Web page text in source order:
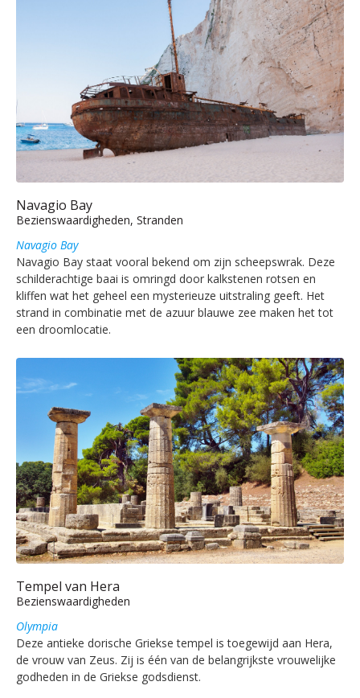
Navagio Bay
Bezienswaardigheden, Stranden
Navagio Bay
Navagio Bay staat vooral bekend om zijn scheepswrak. Deze
schilderachtige baai is omringd door kalkstenen rotsen en
kliffen wat het geheel een mysterieuze uitstraling geeft. Het
strand in combinatie met de azuur blauwe zee maken het tot
een droomlocatie.
Tempel van Hera
Bezienswaardigheden
Olympia
Deze antieke dorische Griekse tempel is toegewijd aan Hera,
de vrouw van Zeus. Zij is één van de belangrijkste vrouwelijke
godheden in de Griekse godsdienst.